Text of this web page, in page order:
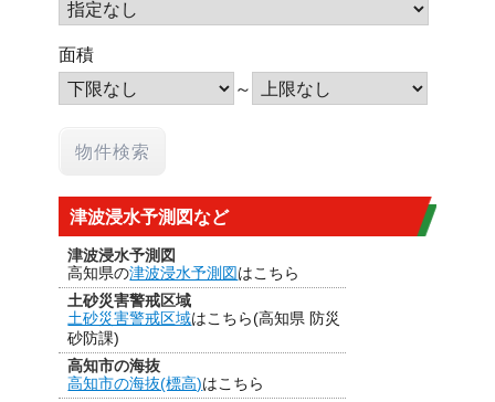
面積
～
津波浸水予測図など
津波浸水予測図
高知県の津波浸水予測図はこちら
土砂災害警戒区域
土砂災害警戒区域はこちら(高知県 防災
砂防課)
高知市の海抜
高知市の海抜(標高)はこちら